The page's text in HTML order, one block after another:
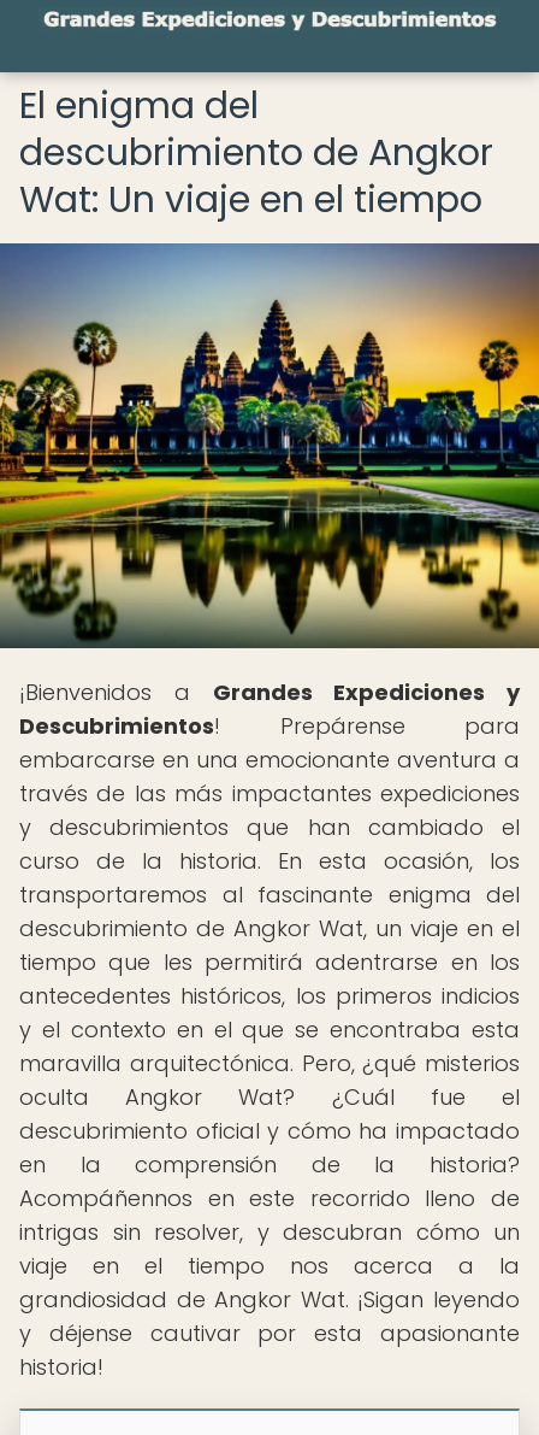
El enigma del
descubrimiento de Angkor
Wat: Un viaje en el tiempo
¡Bienvenidos a Grandes Expediciones y
Descubrimientos! Prepárense para
embarcarse en una emocionante aventura a
través de las más impactantes expediciones
y descubrimientos que han cambiado el
curso de la historia. En esta ocasión, los
transportaremos al fascinante enigma del
descubrimiento de Angkor Wat, un viaje en el
tiempo que les permitirá adentrarse en los
antecedentes históricos, los primeros indicios
y el contexto en el que se encontraba esta
maravilla arquitectónica. Pero, ¿qué misterios
oculta Angkor Wat? ¿Cuál fue el
descubrimiento oficial y cómo ha impactado
en la comprensión de la historia?
Acompáñennos en este recorrido lleno de
intrigas sin resolver, y descubran cómo un
viaje en el tiempo nos acerca a la
grandiosidad de Angkor Wat. ¡Sigan leyendo
y déjense cautivar por esta apasionante
historia!